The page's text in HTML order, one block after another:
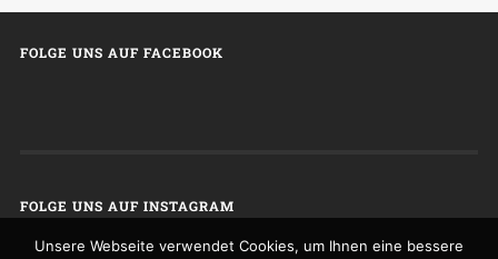
FOLGE UNS AUF FACEBOOK
FOLGE UNS AUF INSTAGRAM
Unsere Webseite verwendet Cookies, um Ihnen eine bessere